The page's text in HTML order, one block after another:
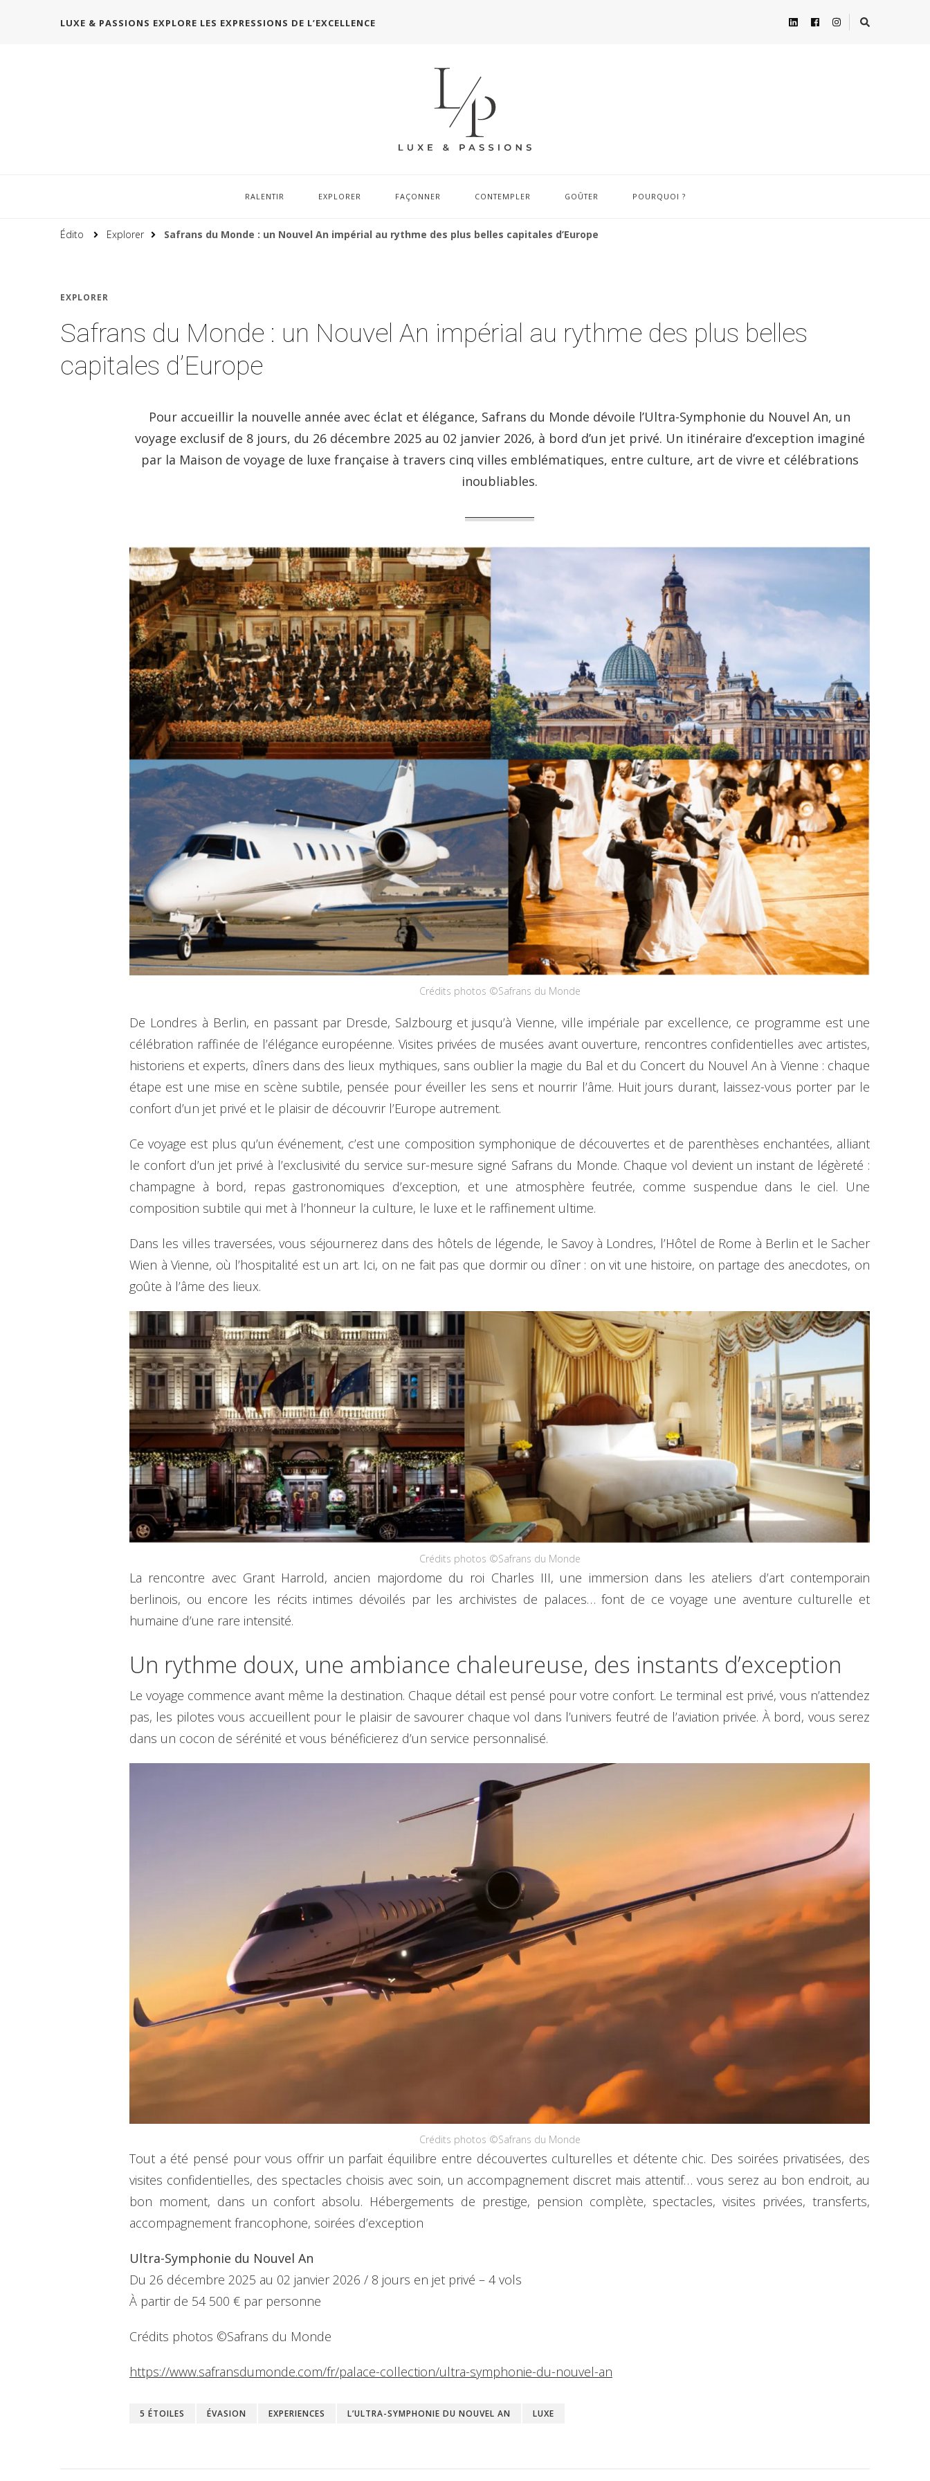
LUXE & PASSIONS EXPLORE LES EXPRESSIONS DE L’EXCELLENCE
RALENTIR EXPLORER FAÇONNER CONTEMPLER GOÛTER POURQUOI ?
Édito Explorer Safrans du Monde : un Nouvel An impérial au rythme des plus belles capitales d’Europe
EXPLORER
Safrans du Monde : un Nouvel An impérial au rythme des plus belles
capitales d’Europe
Pour accueillir la nouvelle année avec éclat et élégance, Safrans du Monde dévoile l’Ultra-Symphonie du Nouvel An, un
voyage exclusif de 8 jours, du 26 décembre 2025 au 02 janvier 2026, à bord d’un jet privé. Un itinéraire d’exception imaginé
par la Maison de voyage de luxe française à travers cinq villes emblématiques, entre culture, art de vivre et célébrations
inoubliables.
Crédits photos ©Safrans du Monde
De Londres à Berlin, en passant par Dresde, Salzbourg et jusqu’à Vienne, ville impériale par excellence, ce programme est une
célébration raffinée de l’élégance européenne. Visites privées de musées avant ouverture, rencontres confidentielles avec artistes,
historiens et experts, dîners dans des lieux mythiques, sans oublier la magie du Bal et du Concert du Nouvel An à Vienne : chaque
étape est une mise en scène subtile, pensée pour éveiller les sens et nourrir l’âme. Huit jours durant, laissez-vous porter par le
confort d’un jet privé et le plaisir de découvrir l’Europe autrement.
Ce voyage est plus qu’un événement, c’est une composition symphonique de découvertes et de parenthèses enchantées, alliant
le confort d’un jet privé à l’exclusivité du service sur-mesure signé Safrans du Monde. Chaque vol devient un instant de légèreté :
champagne à bord, repas gastronomiques d’exception, et une atmosphère feutrée, comme suspendue dans le ciel. Une
composition subtile qui met à l’honneur la culture, le luxe et le raffinement ultime.
Dans les villes traversées, vous séjournerez dans des hôtels de légende, le Savoy à Londres, l’Hôtel de Rome à Berlin et le Sacher
Wien à Vienne, où l’hospitalité est un art. Ici, on ne fait pas que dormir ou dîner : on vit une histoire, on partage des anecdotes, on
goûte à l’âme des lieux.
Crédits photos ©Safrans du Monde
La rencontre avec Grant Harrold, ancien majordome du roi Charles III, une immersion dans les ateliers d’art contemporain
berlinois, ou encore les récits intimes dévoilés par les archivistes de palaces… font de ce voyage une aventure culturelle et
humaine d’une rare intensité.
Un rythme doux, une ambiance chaleureuse, des instants d’exception
Le voyage commence avant même la destination. Chaque détail est pensé pour votre confort. Le terminal est privé, vous n’attendez
pas, les pilotes vous accueillent pour le plaisir de savourer chaque vol dans l’univers feutré de l’aviation privée. À bord, vous serez
dans un cocon de sérénité et vous bénéficierez d’un service personnalisé.
Crédits photos ©Safrans du Monde
Tout a été pensé pour vous offrir un parfait équilibre entre découvertes culturelles et détente chic. Des soirées privatisées, des
visites confidentielles, des spectacles choisis avec soin, un accompagnement discret mais attentif… vous serez au bon endroit, au
bon moment, dans un confort absolu. Hébergements de prestige, pension complète, spectacles, visites privées, transferts,
accompagnement francophone, soirées d’exception
Ultra-Symphonie du Nouvel An
Du 26 décembre 2025 au 02 janvier 2026 / 8 jours en jet privé – 4 vols
À partir de 54 500 € par personne
Crédits photos ©Safrans du Monde
https://www.safransdumonde.com/fr/palace-collection/ultra-symphonie-du-nouvel-an
5 ÉTOILES ÉVASION EXPERIENCES L’ULTRA-SYMPHONIE DU NOUVEL AN LUXE